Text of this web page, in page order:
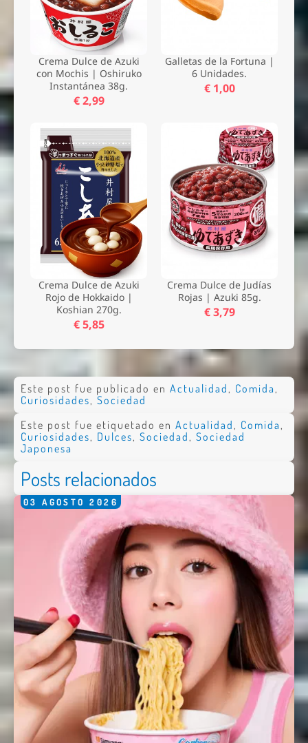
Crema Dulce de Azuki
con Mochis | Oshiruko
Instantánea 38g.
€ 2,99
Galletas de la Fortuna |
6 Unidades.
€ 1,00
Crema Dulce de Azuki
Rojo de Hokkaido |
Koshian 270g.
€ 5,85
Crema Dulce de Judías
Rojas | Azuki 85g.
€ 3,79
Este post fue publicado en Actualidad, Comida,
Curiosidades, Sociedad
Este post fue etiquetado en Actualidad, Comida,
Curiosidades, Dulces, Sociedad, Sociedad
Japonesa
Posts relacionados
03 AGOSTO 2026
Nombre *
Email *
Comentario *
Enviar